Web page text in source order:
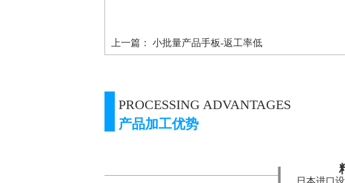
上一篇： 小批量产品手板-返工率低
产品加工优势
PROCESSING ADVANTAGES
日本进口